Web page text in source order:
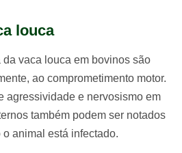
louca
vaca louca em bovinos são
ao comprometimento motor.
agressividade e nervosismo em
também podem ser notados
animal está infectado.